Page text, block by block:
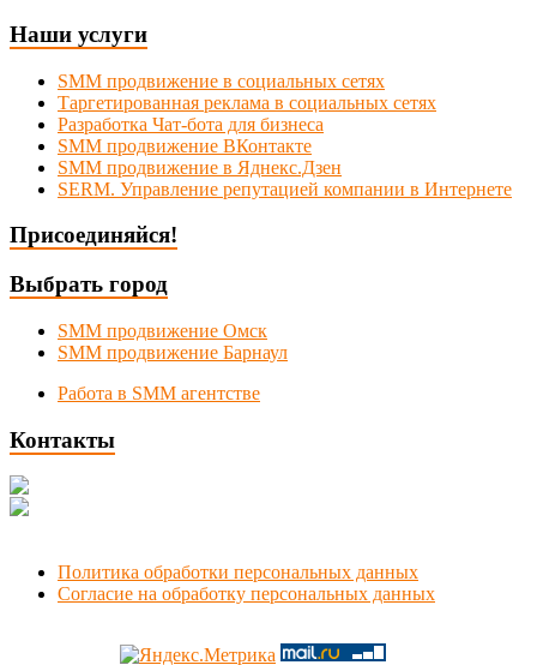
Наши услуги
SMM продвижение в социальных сетях
Таргетированная реклама в социальных сетях
Разработка Чат-бота для бизнеса
SMM продвижение ВКонтакте
SMM продвижение в Яднекс.Дзен
SERM. Управление репутацией компании в Интернете
Присоединяйся!
Выбрать город
SMM продвижение Омск
SMM продвижение Барнаул
Работа в SMM агентстве
Контакты
Политика обработки персональных данных
Согласие на обработку персональных данных